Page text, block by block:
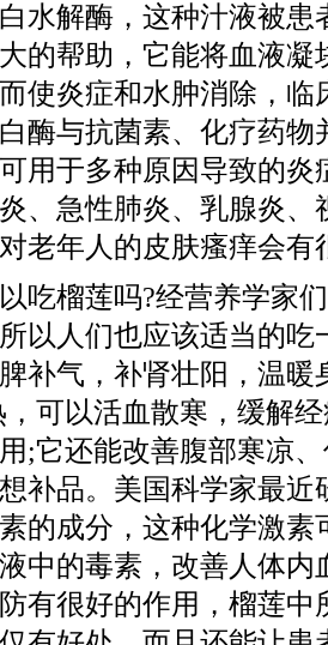
水解酶，这种汁液被患
的帮助，它能将血液凝
使炎症和水肿消除，临
酶与抗菌素、化疗药物
用于多种原因导致的炎
、急性肺炎、乳腺炎、
老年人的皮肤瘙痒会有
榴莲吗?经营养学家们
以人们也应该适当的吃
补气，补肾壮阳，温暖
可以活血散寒，缓解
;它还能改善腹部寒凉
补品。美国科学家最近
的成分，这种化学激素
中的毒素，改善人体内
有很好的作用，榴莲中